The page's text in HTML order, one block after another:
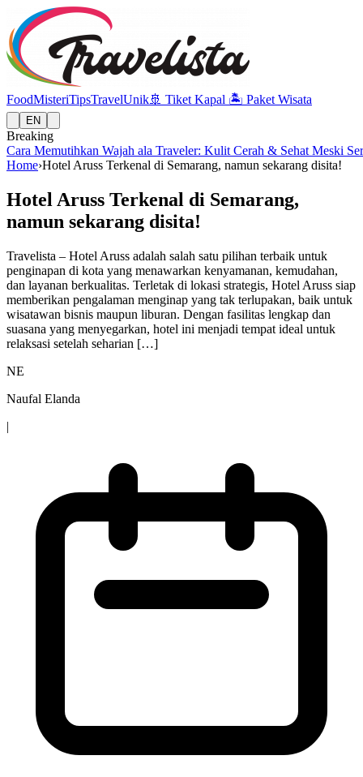
FoodMisteriTipsTravelUnik🚢 Tiket Kapal 🏝️ Paket Wisata
EN
Breaking
Cara Memutihkan Wajah ala Traveler: Kulit Cerah & Sehat Meski
Home›Hotel Aruss Terkenal di Semarang, namun sekarang disita!
Hotel Aruss Terkenal di Semarang,
namun sekarang disita!
Travelista – Hotel Aruss adalah salah satu pilihan terbaik untuk
penginapan di kota yang menawarkan kenyamanan, kemudahan,
dan layanan berkualitas. Terletak di lokasi strategis, Hotel Aruss siap
memberikan pengalaman menginap yang tak terlupakan, baik untuk
wisatawan bisnis maupun liburan. Dengan fasilitas lengkap dan
suasana yang menyegarkan, hotel ini menjadi tempat ideal untuk
relaksasi setelah seharian […]
NE
Naufal Elanda
|